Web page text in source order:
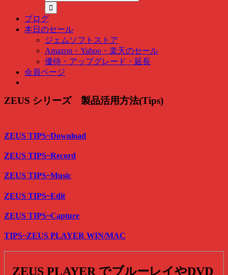
ピ
ッ
ク
検
索
…
ブログ
本日のセール
ジェムソフトストア
Amazon・Yahoo・楽天のセール
優待・アップグレード・延長
会員ページ
ZEUS シリーズ 製品活用方法(Tips)
ZEUS TIPS~Download
ZEUS TIPS~Record
ZEUS TIPS~Music
ZEUS TIPS~Edit
ZEUS TIPS~Capture
TIPS~ZEUS PLAYER WIN/MAC
ZEUS PLAYER でブルーレイやDVD